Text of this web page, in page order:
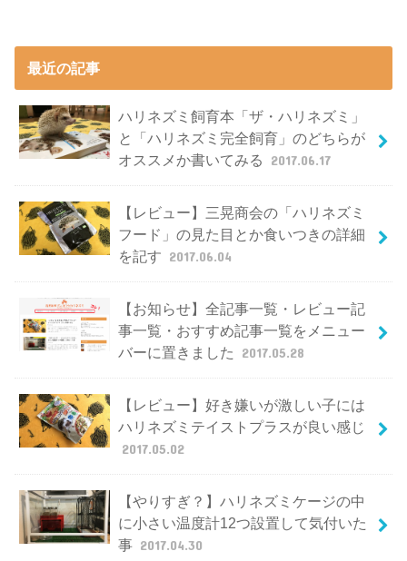
最近の記事
ハリネズミ飼育本「ザ・ハリネズミ」
と「ハリネズミ完全飼育」のどちらが
オススメか書いてみる
2017.06.17
【レビュー】三晃商会の「ハリネズミ
フード」の見た目とか食いつきの詳細
を記す 2017.06.04
【お知らせ】全記事一覧・レビュー記
事一覧・おすすめ記事一覧をメニュー
バーに置きました
2017.05.28
【レビュー】好き嫌いが激しい子には
ハリネズミテイストプラスが良い感じ
2017.05.02
【やりすぎ？】ハリネズミケージの中
に小さい温度計12つ設置して気付いた
事 2017.04.30